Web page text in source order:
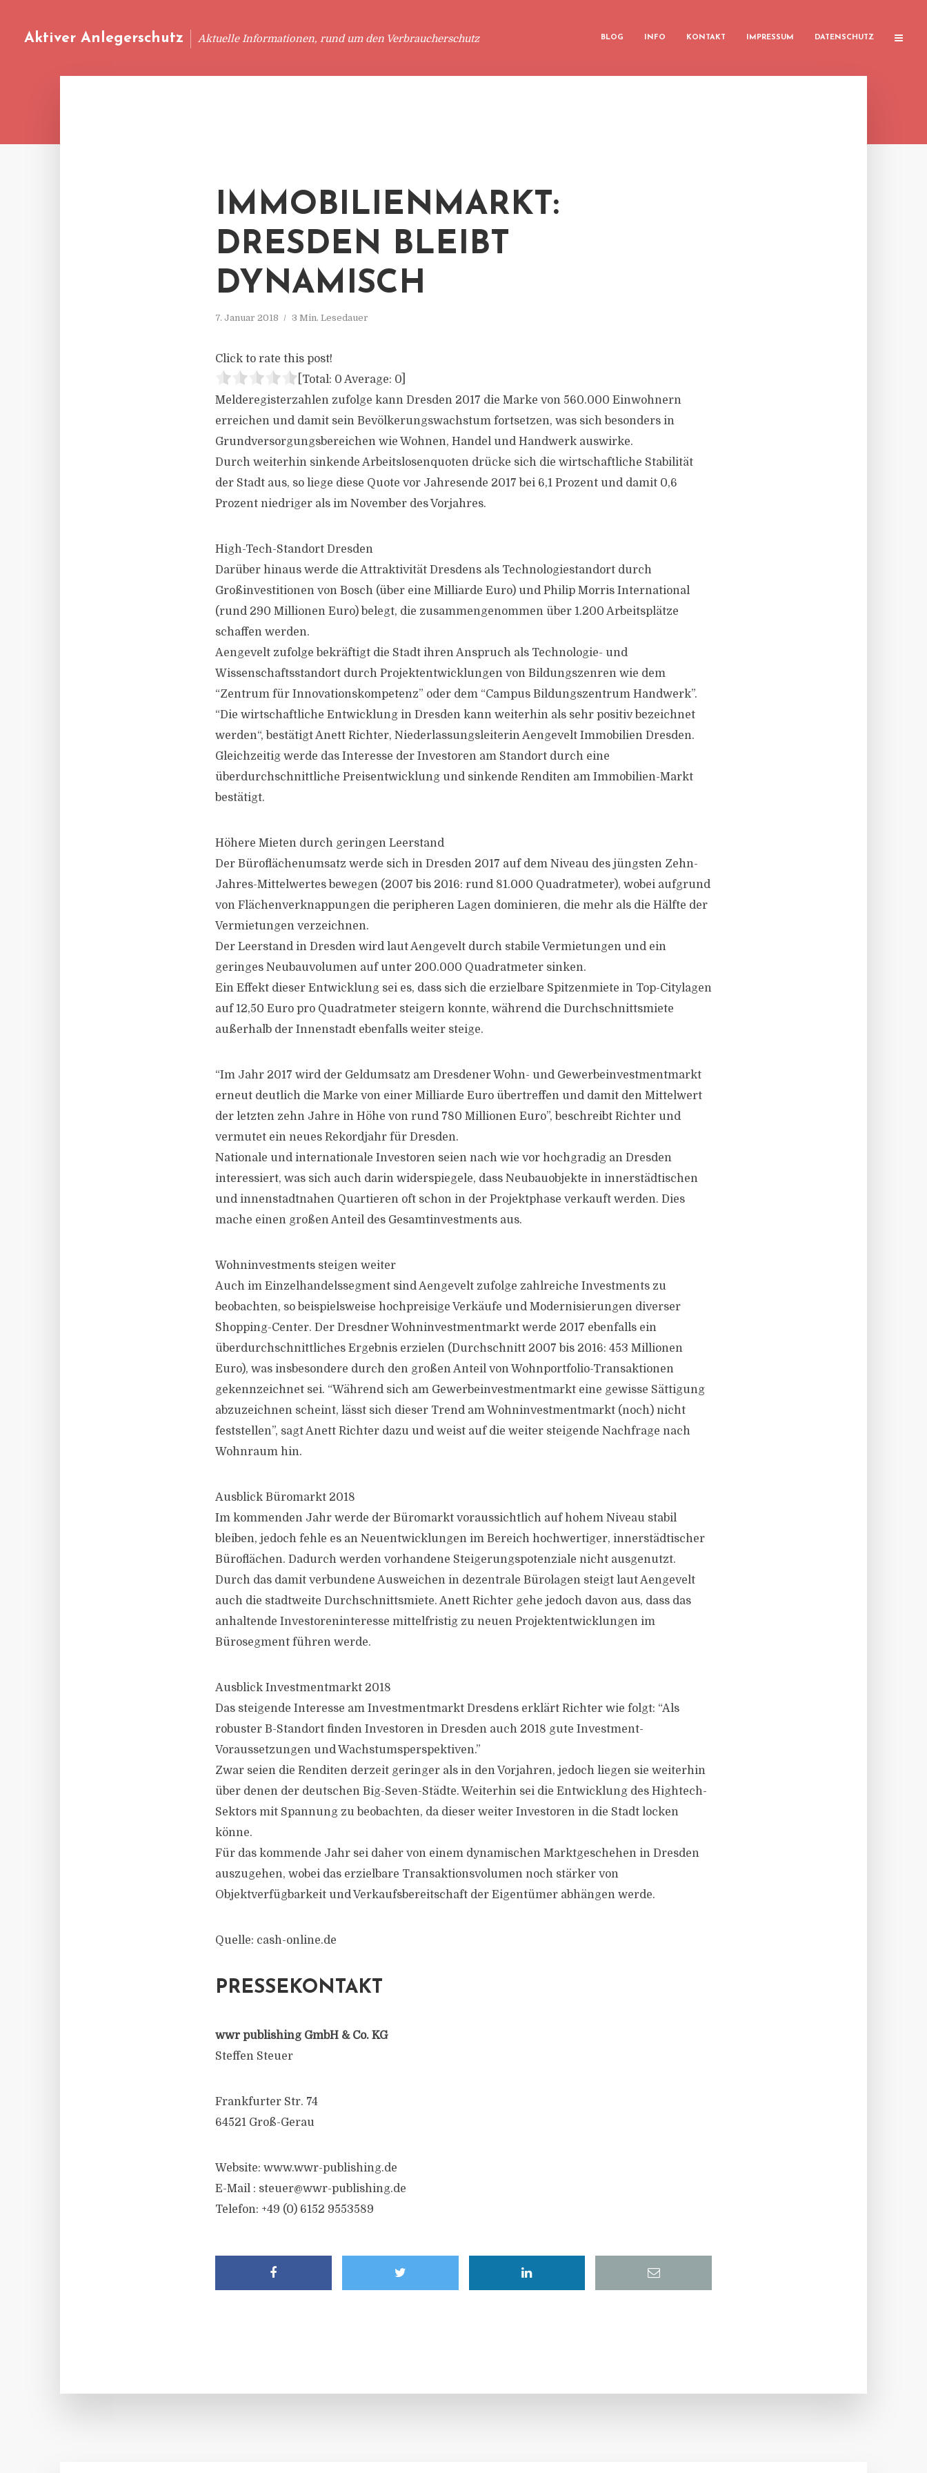
Aktiver Anlegerschutz Aktuelle Informationen, rund um den Verbraucherschutz BLOG INFO KONTAKT IMPRESSUM DATENSCHUTZ
IMMOBILIENMARKT:
DRESDEN BLEIBT
DYNAMISCH
7. Januar 2018 3 Min. Lesedauer
Click to rate this post!
[Total: 0 Average: 0
Melderegisterzahlen zufolge kann Dresden 2017 die Marke von 560.000 Einwohnern
erreichen und damit sein Bevölkerungswachstum fortsetzen, was sich besonders in
Grundversorgungsbereichen wie Wohnen, Handel und Handwerk auswirke.
Durch weiterhin sinkende Arbeitslosenquoten drücke sich die wirtschaftliche Stabilität
der Stadt aus, so liege diese Quote vor Jahresende 2017 bei 6,1 Prozent und damit 0,6
Prozent niedriger als im November des Vorjahres.
High-Tech-Standort Dresden
Darüber hinaus werde die Attraktivität Dresdens als Technologiestandort durch
Großinvestitionen von Bosch (über eine Milliarde Euro) und Philip Morris International
(rund 290 Millionen Euro) belegt, die zusammengenommen über 1.200 Arbeitsplätze
schaffen werden.
Aengevelt zufolge bekräftigt die Stadt ihren Anspruch als Technologie- und
Wissenschaftsstandort durch Projektentwicklungen von Bildungszenren wie dem
“Zentrum für Innovationskompetenz” oder dem “Campus Bildungszentrum Handwerk”.
“Die wirtschaftliche Entwicklung in Dresden kann weiterhin als sehr positiv bezeichnet
werden“, bestätigt Anett Richter, Niederlassungsleiterin Aengevelt Immobilien Dresden.
Gleichzeitig werde das Interesse der Investoren am Standort durch eine
überdurchschnittliche Preisentwicklung und sinkende Renditen am Immobilien-Markt
bestätigt.
Höhere Mieten durch geringen Leerstand
Der Büroflächenumsatz werde sich in Dresden 2017 auf dem Niveau des jüngsten Zehn-
Jahres-Mittelwertes bewegen (2007 bis 2016: rund 81.000 Quadratmeter), wobei aufgrund
von Flächenverknappungen die peripheren Lagen dominieren, die mehr als die Hälfte der
Vermietungen verzeichnen.
Der Leerstand in Dresden wird laut Aengevelt durch stabile Vermietungen und ein
geringes Neubauvolumen auf unter 200.000 Quadratmeter sinken.
Ein Effekt dieser Entwicklung sei es, dass sich die erzielbare Spitzenmiete in Top-Citylagen
auf 12,50 Euro pro Quadratmeter steigern konnte, während die Durchschnittsmiete
außerhalb der Innenstadt ebenfalls weiter steige.
“Im Jahr 2017 wird der Geldumsatz am Dresdener Wohn- und Gewerbeinvestmentmarkt
erneut deutlich die Marke von einer Milliarde Euro übertreffen und damit den Mittelwert
der letzten zehn Jahre in Höhe von rund 780 Millionen Euro”, beschreibt Richter und
vermutet ein neues Rekordjahr für Dresden.
Nationale und internationale Investoren seien nach wie vor hochgradig an Dresden
interessiert, was sich auch darin widerspiegele, dass Neubauobjekte in innerstädtischen
und innenstadtnahen Quartieren oft schon in der Projektphase verkauft werden. Dies
mache einen großen Anteil des Gesamtinvestments aus.
Wohninvestments steigen weiter
Auch im Einzelhandelssegment sind Aengevelt zufolge zahlreiche Investments zu
beobachten, so beispielsweise hochpreisige Verkäufe und Modernisierungen diverser
Shopping-Center. Der Dresdner Wohninvestmentmarkt werde 2017 ebenfalls ein
überdurchschnittliches Ergebnis erzielen (Durchschnitt 2007 bis 2016: 453 Millionen
Euro), was insbesondere durch den großen Anteil von Wohnportfolio-Transaktionen
gekennzeichnet sei. “Während sich am Gewerbeinvestmentmarkt eine gewisse Sättigung
abzuzeichnen scheint, lässt sich dieser Trend am Wohninvestmentmarkt (noch) nicht
feststellen”, sagt Anett Richter dazu und weist auf die weiter steigende Nachfrage nach
Wohnraum hin.
Ausblick Büromarkt 2018
Im kommenden Jahr werde der Büromarkt voraussichtlich auf hohem Niveau stabil
bleiben, jedoch fehle es an Neuentwicklungen im Bereich hochwertiger, innerstädtischer
Büroflächen. Dadurch werden vorhandene Steigerungspotenziale nicht ausgenutzt.
Durch das damit verbundene Ausweichen in dezentrale Bürolagen steigt laut Aengevelt
auch die stadtweite Durchschnittsmiete. Anett Richter gehe jedoch davon aus, dass das
anhaltende Investoreninteresse mittelfristig zu neuen Projektentwicklungen im
Bürosegment führen werde.
Ausblick Investmentmarkt 2018
Das steigende Interesse am Investmentmarkt Dresdens erklärt Richter wie folgt: “Als
robuster B-Standort finden Investoren in Dresden auch 2018 gute Investment-
Voraussetzungen und Wachstumsperspektiven.”
Zwar seien die Renditen derzeit geringer als in den Vorjahren, jedoch liegen sie weiterhin
über denen der deutschen Big-Seven-Städte. Weiterhin sei die Entwicklung des Hightech-
Sektors mit Spannung zu beobachten, da dieser weiter Investoren in die Stadt locken
könne.
Für das kommende Jahr sei daher von einem dynamischen Marktgeschehen in Dresden
auszugehen, wobei das erzielbare Transaktionsvolumen noch stärker von
Objektverfügbarkeit und Verkaufsbereitschaft der Eigentümer abhängen werde.
Quelle: cash-online.de
PRESSEKONTAKT
wwr publishing GmbH & Co. KG
Steffen Steuer
Frankfurter Str. 74
64521 Groß-Gerau
Website: www.wwr-publishing.de
E-Mail : steuer@wwr-publishing.de
Telefon: +49 (0) 6152 9553589